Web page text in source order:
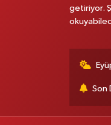
getiriyor.
Son